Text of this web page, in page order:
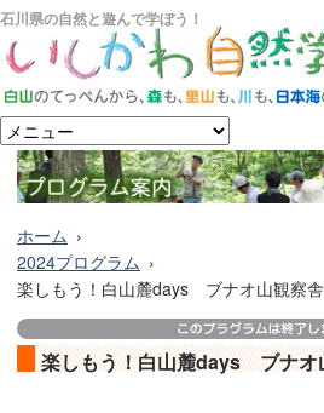
石川県の自然と遊んで学ぼう！
ホーム
2024プログラム
楽しもう！白山麓days ブナオ山観察
楽しもう！白山麓days ブナ